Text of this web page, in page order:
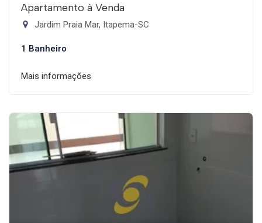
Apartamento à Venda
Jardim Praia Mar, Itapema-SC
1 Banheiro
Mais informações